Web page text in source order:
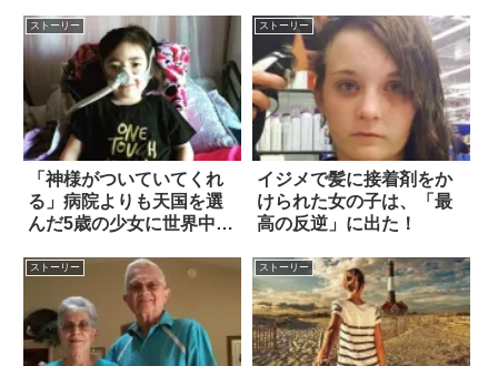
ストーリー
「神様がついていてくれ
る」病院よりも天国を選
んだ5歳の少女に世界中が
ストーリー
イジメで髪に接着剤をか
けられた女の子は、「最
高の反逆」に出た！
ストーリー ストーリー